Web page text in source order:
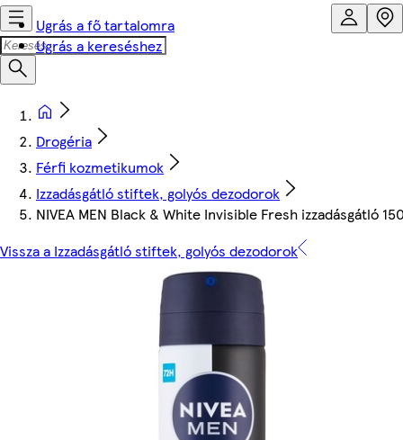
Ugrás a fő tartalomra
Ugrás a kereséshez
Drogéria
Férfi kozmetikumok
Izzadásgátló stiftek, golyós dezodorok
NIVEA MEN Black & White Invisible Fresh izzadásgátló
Vissza a Izzadásgátló stiftek, golyós dezodorok